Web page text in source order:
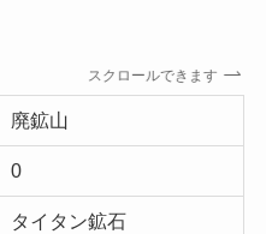
スクロールできます
廃鉱山
0
タイタン鉱石